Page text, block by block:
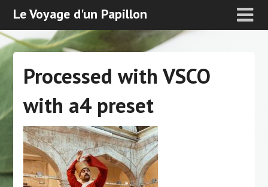
Le Voyage d'un Papillon
Processed with VSCO
with a4 preset